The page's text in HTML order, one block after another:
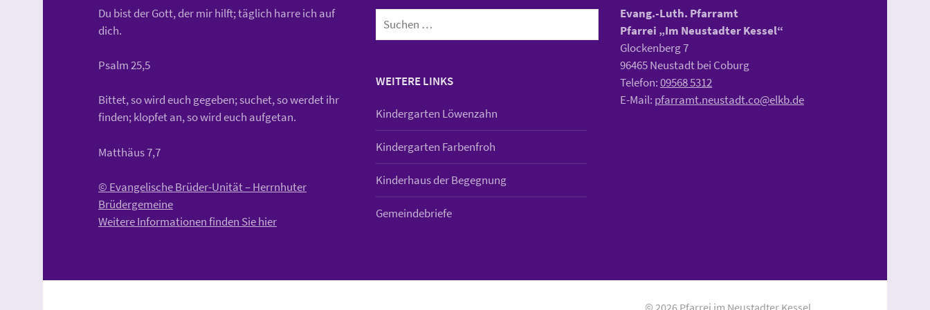
Du bist der Gott, der mir hilft; täglich harre ich auf
dich.
Psalm 25,5
Bittet, so wird euch gegeben; suchet, so werdet ihr
finden; klopfet an, so wird euch aufgetan.
Matthäus 7,7
© Evangelische Brüder-Unität – Herrnhuter
Brüdergemeine
Weitere Informationen finden Sie hier
Suchen
nach:
WEITERE LINKS
Kindergarten Löwenzahn
Kindergarten Farbenfroh
Kinderhaus der Begegnung
Gemeindebriefe
Evang.-Luth. Pfarramt
Pfarrei „Im Neustadter Kessel“
Glockenberg 7
96465 Neustadt bei Coburg
Telefon:09568 5312
E-Mail: pfarramt.neustadt.co@elkb.de